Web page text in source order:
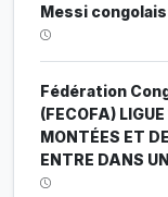
Messi
Fédération
(FECOFA)
MONTÉES ET
ENTRE DANS